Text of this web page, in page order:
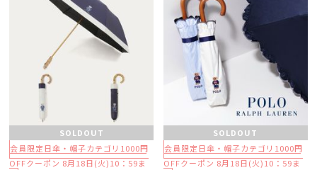
SOLDOUT
会員限定日傘・帽子カテゴリ1000円
OFFクーポン 8月18日(火)10：59ま
SOLDOUT
会員限定日傘・帽子カテゴリ1000円
OFFクーポン 8月18日(火)10：59ま